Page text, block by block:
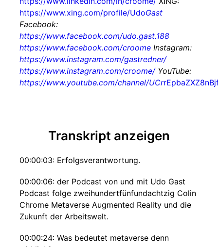
https://www.xing.com/profile/UdoGast
Facebook:
https://www.facebook.com/udo.gast.188
https://www.facebook.com/croome Instagram:
https://www.instagram.com/gastredner/
https://www.instagram.com/croome/YouTube:
https://www.youtube.com/channel/UCr
Transkript anzeigen
00:00:03: Erfolgsverantwortung.
00:00:06: der Podcast von und mit Udo Gast
Podcast folge zweihundertfünfundachtzig Colin
Chrome Metaverse Augmented Reality und die
Zukunft der Arbeitswelt.
00:00:24: Was bedeutet metaverse denn